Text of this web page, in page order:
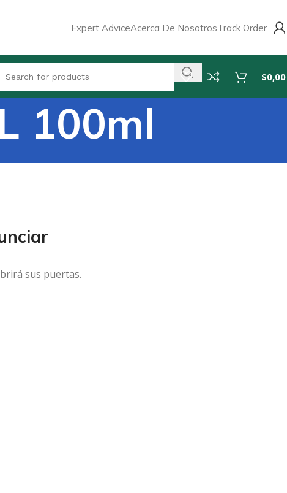
Expert AdviceAcerca De NosotrosTrack Order
$0,00
100ml
sus puertas.